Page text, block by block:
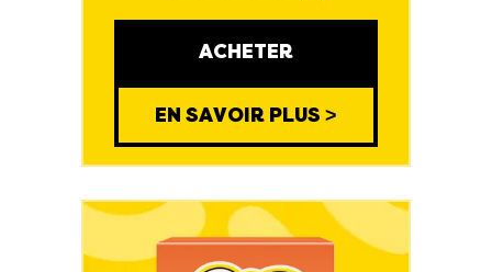
ACHETER
EN SAVOIR PLUS >